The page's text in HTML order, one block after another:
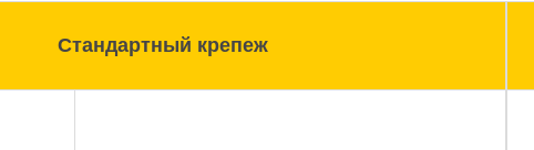
Стандартный крепеж